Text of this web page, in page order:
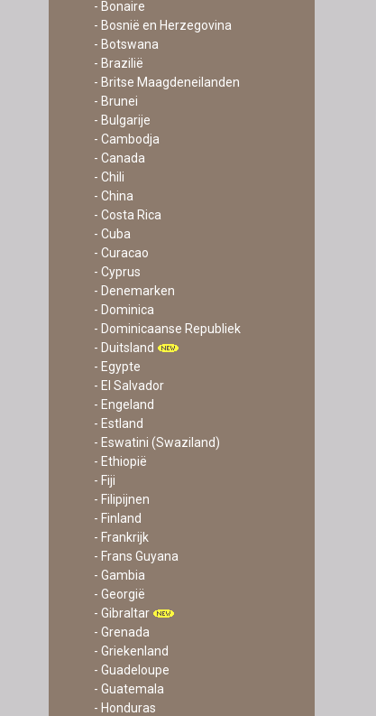
- Bonaire
- Bosnië en Herzegovina
- Botswana
- Brazilië
- Britse Maagdeneilanden
- Brunei
- Bulgarije
- Cambodja
- Canada
- Chili
- China
- Costa Rica
- Cuba
- Curacao
- Cyprus
- Denemarken
- Dominica
- Dominicaanse Republiek
- Duitsland
- Egypte
- El Salvador
- Engeland
- Estland
- Eswatini (Swaziland)
- Ethiopië
- Fiji
- Filipijnen
- Finland
- Frankrijk
- Frans Guyana
- Gambia
- Georgië
- Gibraltar
- Grenada
- Griekenland
- Guadeloupe
- Guatemala
- Honduras